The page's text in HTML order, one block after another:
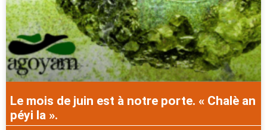
Le mois de juin est à notre porte. « Chalè an
péyi la ».